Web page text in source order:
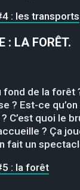
: les transports
: LA FORÊT.
de la forêt
? Est-ce
quoi le
? Ça
fait un
: la forêt